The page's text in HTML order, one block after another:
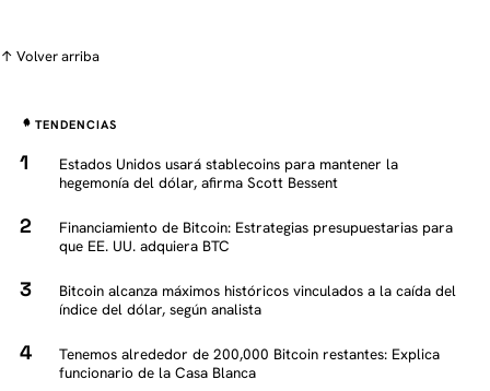
↑ Volver arriba
TENDENCIAS
Estados Unidos usará stablecoins para mantener la
hegemonía del dólar, afirma Scott Bessent
Financiamiento de Bitcoin: Estrategias presupuestarias para
que EE. UU. adquiera BTC
Bitcoin alcanza máximos históricos vinculados a la caída del
índice del dólar, según analista
Tenemos alrededor de 200,000 Bitcoin restantes: Explica
funcionario de la Casa Blanca